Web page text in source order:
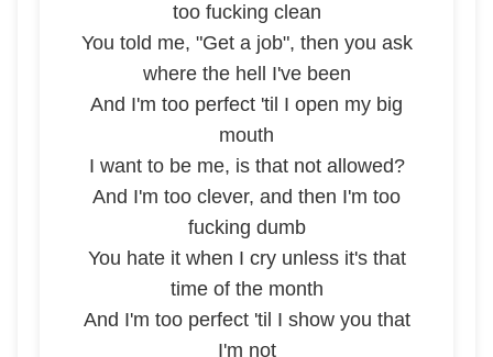
too fucking clean
You told me, "Get a job", then you ask
where the hell I've been
And I'm too perfect 'til I open my big
mouth
I want to be me, is that not allowed?
And I'm too clever, and then I'm too
fucking dumb
You hate it when I cry unless it's that
time of the month
And I'm too perfect 'til I show you that
I'm not